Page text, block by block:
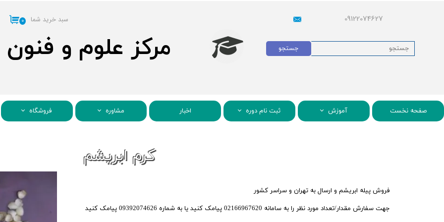
09122074627
مرکز علوم و فنون
۰ سبد خرید شما
جستجو
صفحه نخست آموزش ثبت نام دوره اخبار مشاوره فروشگاه
فروش پیله ابریشم و ارسال به تهران و سراسر کشور
جهت سفارش مقدار/تعداد مورد نظر را به سامانه 02166967620 پیامک کنید یا به شماره 09392074626 پیامک کنید
کرم ابریشم